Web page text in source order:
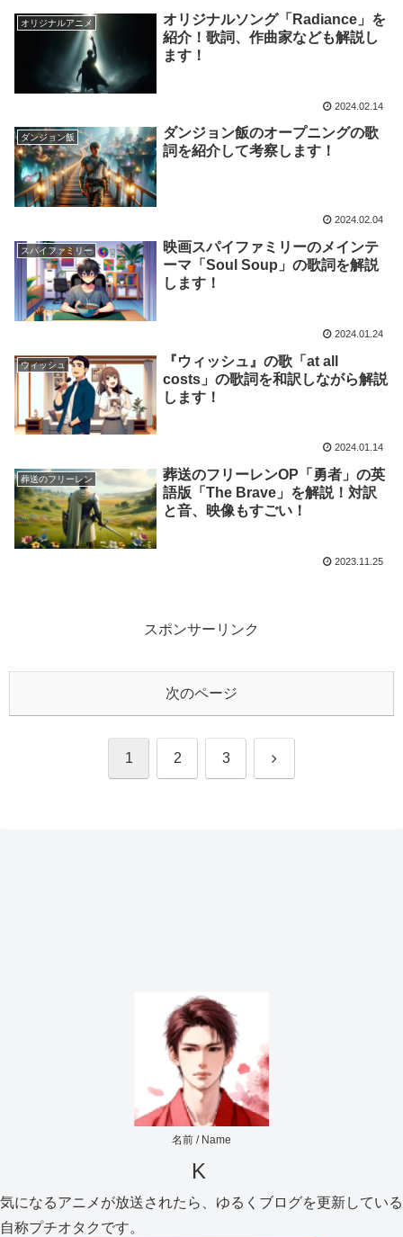
オリジナルアニメ
オリジナルソング「Radiance」を
紹介！歌詞、作曲家なども解説し
ます！
2024.02.14
ダンジョン飯
ダンジョン飯のオープニングの歌
詞を紹介して考察します！
2024.02.04
スパイファミリー
映画スパイファミリーのメインテ
ーマ「Soul Soup」の歌詞を解説
します！
2024.01.24
ウィッシュ
『ウィッシュ』の歌「at all
costs」の歌詞を和訳しながら解説
します！
2024.01.14
葬送のフリーレン
葬送のフリーレンOP「勇者」の英
語版「The Brave」を解説！対訳
と音、映像もすごい！
2023.11.25
スポンサーリンク
次のページ
1 2 3 次
名前 / Name
K
気になるアニメが放送されたら、ゆるくブログを更新している
自称プチオタクです。